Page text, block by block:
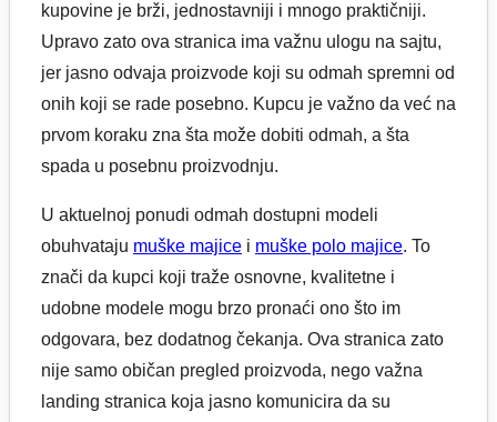
kupovine je brži, jednostavniji i mnogo praktičniji.
Upravo zato ova stranica ima važnu ulogu na sajtu,
jer jasno odvaja proizvode koji su odmah spremni od
onih koji se rade posebno. Kupcu je važno da već na
prvom koraku zna šta može dobiti odmah, a šta
spada u posebnu proizvodnju.
U aktuelnoj ponudi odmah dostupni modeli
obuhvataju muške majice i muške polo majice. To
znači da kupci koji traže osnovne, kvalitetne i
udobne modele mogu brzo pronaći ono što im
odgovara, bez dodatnog čekanja. Ova stranica zato
nije samo običan pregled proizvoda, nego važna
landing stranica koja jasno komunicira da su